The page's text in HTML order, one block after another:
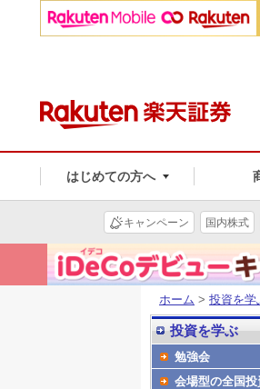
はじめての方へ
キャンペーン 国内株式
ホーム > 投資を学
投資を学ぶ
勉強会
会場型の全国